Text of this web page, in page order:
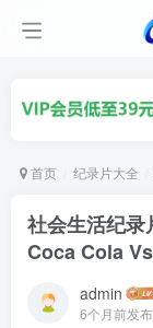
首页 纪录片大全
社会生活纪
Coca Cola
admin
6个月前发布